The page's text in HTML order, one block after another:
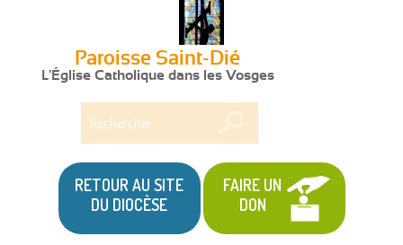
Paroisse Saint-Dié
L'Église Catholique dans les Vosges
RETOUR AU SITE
DU DIOCÈSE
FAIRE UN
DON